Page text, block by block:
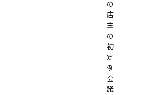
の
店
主
の
初
定
例
会
議